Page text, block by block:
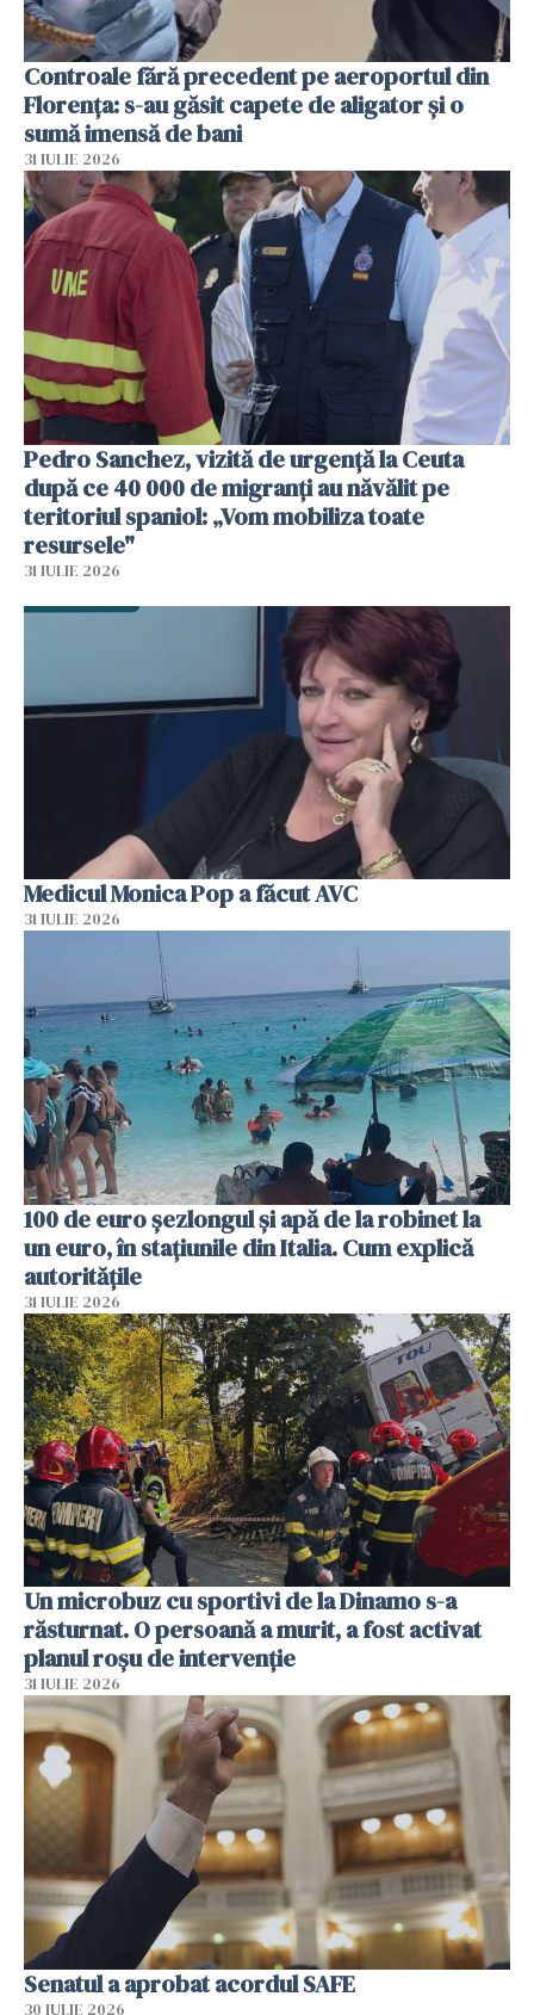
Controale fără precedent pe aeroportul din
Florența: s-au găsit capete de aligator și o
sumă imensă de bani
31 IULIE 2026
Pedro Sanchez, vizită de urgență la Ceuta
după ce 40 000 de migranți au năvălit pe
teritoriul spaniol: „Vom mobiliza toate
resursele"
31 IULIE 2026
Medicul Monica Pop a făcut AVC
31 IULIE 2026
100 de euro șezlongul și apă de la robinet la
un euro, în stațiunile din Italia. Cum explică
autoritățile
31 IULIE 2026
Un microbuz cu sportivi de la Dinamo s-a
răsturnat. O persoană a murit, a fost activat
planul roșu de intervenție
31 IULIE 2026
Senatul a aprobat acordul SAFE
30 IULIE 2026